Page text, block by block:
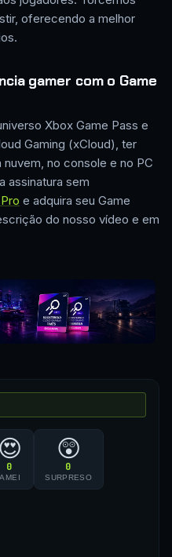
oferecendo a melhor
gamer com o Game
Xbox Game Pass e
Gaming (xCloud), ter
no console e no PC
assinatura sem
e adquira seu Game
do nosso vídeo e em
😍
0
AMEI
😲
0
SURPRESO